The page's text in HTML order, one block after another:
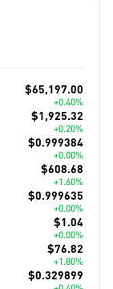
$65,197.00
+0.40%
$1,925.32
+0.20%
$0.999384
+0.00%
$608.68
+1.60%
$0.999635
+0.00%
$1.04
+0.00%
$76.82
+1.80%
$0.329899